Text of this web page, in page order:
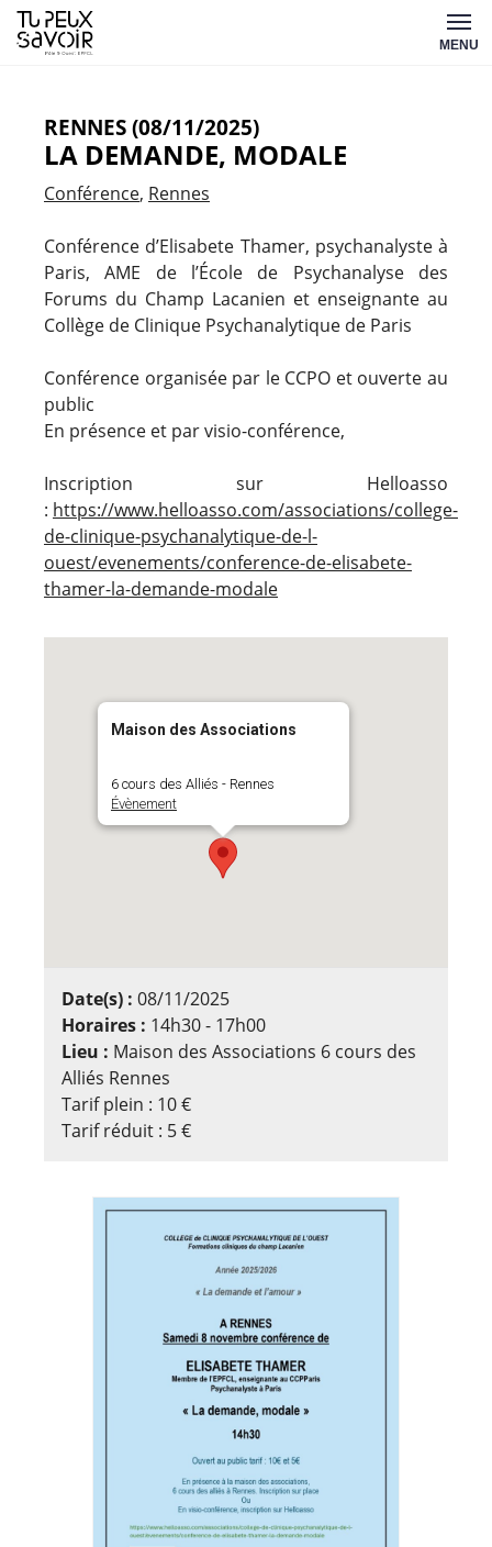
Aller
au
MENU
RENNES (08/11/2025)
LA DEMANDE, MODALE
Conférence Rennes
Conférence d’Elisabete Thamer, psychanalyste à
Paris, AME de l’École de Psychanalyse des
Forums du Champ Lacanien et enseignante au
Collège de Clinique Psychanalytique de Paris
Conférence organisée par le CCPO et ouverte au
public
En présence et par visio-conférence,
Inscription sur Helloasso
: https://www.helloasso.com/associations/college-
de-clinique-psychanalytique-de-l-
ouest/evenements/conference-de-elisabete-
thamer-la-demande-modale
Maison des Associations
6 cours des Alliés - Rennes
Évènement
Date(s) : 08/11/2025
Horaires : 14h30 - 17h00
Lieu : Maison des Associations 6 cours des
Alliés Rennes
Tarif plein : 10 €
Tarif réduit : 5 €